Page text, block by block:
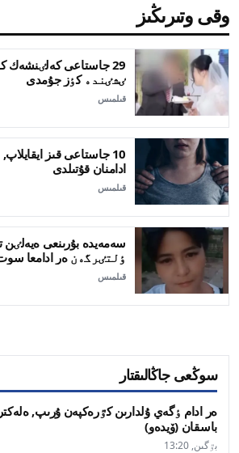
وقى وتىرىڭىز
29 جاستاعى كەلٸنشەك
ٸشٸندە كٶز جۇمدى
قىلمىس
10 جاستاعى قىز
ادامنان قۇتىلدى
قىلمىس
سەمەيدە بۇرىنعى ەيەلٸن
ٶلتٸرگەن ەر ادامعا
قىلمىس
سوڭعى جاڭالىقتار
ەر ادام ٶگەي ۇلدارىن كٷرەكپەن ۇرىپ,
باسقان (ۆيدەو)
بٷگىن, 13:20